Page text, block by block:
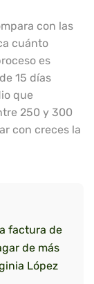
con las
cuánto
es
15 días
que
250 y 300
con creces la
factura de
de más
López